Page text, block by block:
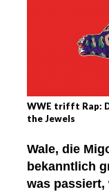
WWE trifft Rap:
the Jewels
Wale, die
bekanntlich
was passiert,